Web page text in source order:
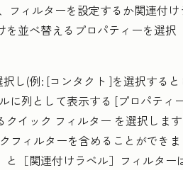
フィルターを設定するか関連付け
を並べ替える プロパティーを選択
択し(例: [コンタクト ]を選択すると
に列として表示する [プロパティ
クイック フィルター を選択します
フィルターを含めることができま
と［関連付けラベル］ フィルター